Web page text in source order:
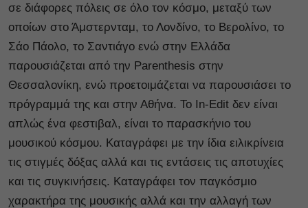
σε διάφορες πόλεις σε όλο τον κόσμο, μεταξύ των
οποίων στο Άμστερνταμ, το Λονδίνο, το Βερολίνο, το
Σάο Πάολο, το Σαντιάγο ενώ στην Ελλάδα
παρουσιάζεται από την Parenthesis στην
Θεσσαλονίκη, ενώ προετοιμάζεται να παρουσιάσει το
πρόγραμμά της και στην Αθήνα. Το In-Edit δεν είναι
απλώς ένα φεστιβαλ, είναι το παρασκήνιο του
μουσικού κόσμου. Καταγράφει με την ίδια ειλικρίνεια
τις στιγμές δόξας αλλά και τις εντάσεις τις αποτυχίες
και τις συγκινήσεις. Καταγράφει τον παγκόσμιο
χαρακτήρα της μουσικής αλλά και την αλλαγή των